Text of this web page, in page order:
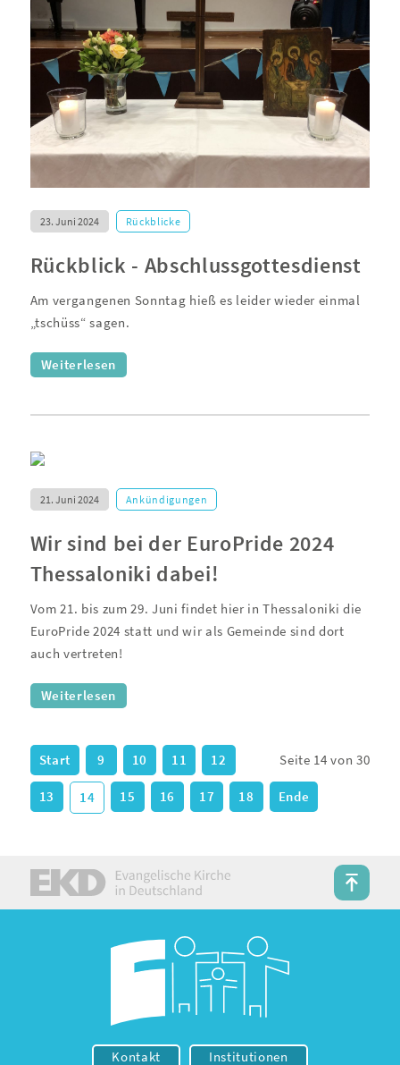
23. Juni 2024 Rückblicke
Rückblick - Abschlussgottesdienst
Am vergangenen Sonntag hieß es leider wieder einmal
„tschüss“ sagen.
Weiterlesen
21. Juni 2024 Ankündigungen
Wir sind bei der EuroPride 2024
Thessaloniki dabei!
Vom 21. bis zum 29. Juni findet hier in Thessaloniki die
EuroPride 2024 statt und wir als Gemeinde sind dort
auch vertreten!
Weiterlesen
Seite 14 von 30
Start 9 10 11 12
13 14 15 16 17 18 Ende
Kontakt Institutionen